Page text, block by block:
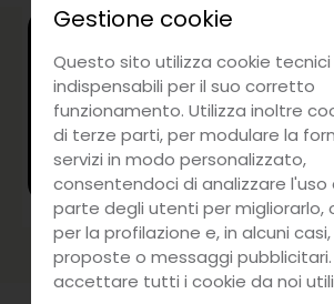
Ricerca auto
Ordina per
Gestione cookie
Questo sito utilizza cookie tecnici
indispensabili per il suo corretto
funzionamento. Utilizza inoltre
di terze parti, per modulare la
servizi in modo personalizzato,
consentendoci di analizzare l'uso
parte degli utenti per migliorarlo,
per la profilazione e, in alcuni
proposte o messaggi pubblicitari.
accettare tutti i cookie da noi